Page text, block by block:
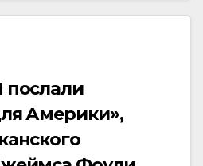
послали
Америки»,